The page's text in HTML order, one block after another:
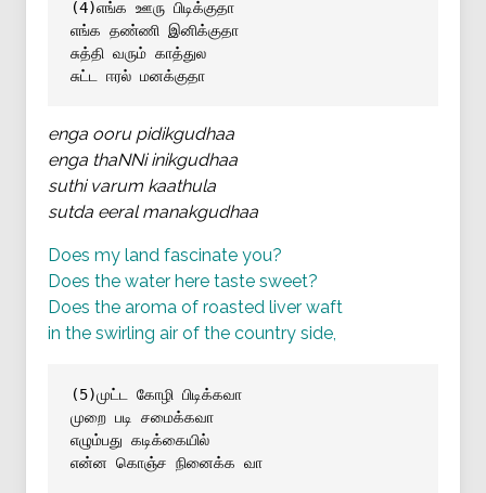
(4)எங்க ஊரு பிடிக்குதா
எங்க தண்ணி இனிக்குதா
சுத்தி வரும் காத்துல
சுட்ட ஈரல் மனக்குதா
enga ooru pidikgudhaa
enga thaNNi inikgudhaa
suthi varum kaathula
sutda eeral manakgudhaa
Does my land fascinate you?
Does the water here taste sweet?
Does the aroma of roasted liver waft
in the swirling air of the country side,
(5)முட்ட கோழி பிடிக்கவா
முறை படி சமைக்கவா
எழும்பது கடிக்கையில்
என்ன கொஞ்ச நினைக்க வா